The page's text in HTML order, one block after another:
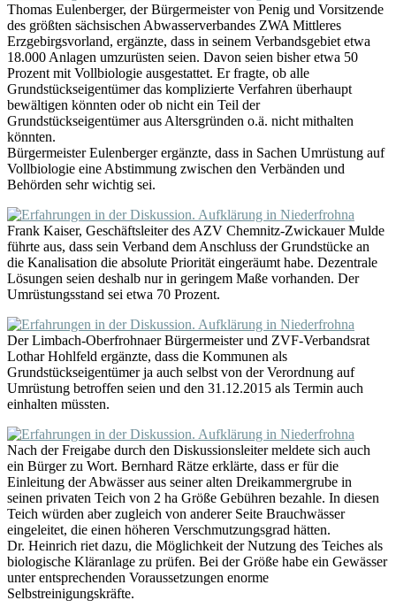
Thomas Eulenberger, der Bürgermeister von Penig und Vorsitzende
des größten sächsischen Abwasserverbandes ZWA Mittleres
Erzgebirgsvorland, ergänzte, dass in seinem Verbandsgebiet etwa
18.000 Anlagen umzurüsten seien. Davon seien bisher etwa 50
Prozent mit Vollbiologie ausgestattet. Er fragte, ob alle
Grundstückseigentümer das komplizierte Verfahren überhaupt
bewältigen könnten oder ob nicht ein Teil der
Grundstückseigentümer aus Altersgründen o.ä. nicht mithalten
könnten.
Bürgermeister Eulenberger ergänzte, dass in Sachen Umrüstung auf
Vollbiologie eine Abstimmung zwischen den Verbänden und
Behörden sehr wichtig sei.
Frank Kaiser, Geschäftsleiter des AZV Chemnitz-Zwickauer Mulde
führte aus, dass sein Verband dem Anschluss der Grundstücke an
die Kanalisation die absolute Priorität eingeräumt habe. Dezentrale
Lösungen seien deshalb nur in geringem Maße vorhanden. Der
Umrüstungsstand sei etwa 70 Prozent.
Der Limbach-Oberfrohnaer Bürgermeister und ZVF-Verbandsrat
Lothar Hohlfeld ergänzte, dass die Kommunen als
Grundstückseigentümer ja auch selbst von der Verordnung auf
Umrüstung betroffen seien und den 31.12.2015 als Termin auch
einhalten müssten.
Nach der Freigabe durch den Diskussionsleiter meldete sich auch
ein Bürger zu Wort. Bernhard Rätze erklärte, dass er für die
Einleitung der Abwässer aus seiner alten Dreikammergrube in
seinen privaten Teich von 2 ha Größe Gebühren bezahle. In diesen
Teich würden aber zugleich von anderer Seite Brauchwässer
eingeleitet, die einen höheren Verschmutzungsgrad hätten.
Dr. Heinrich riet dazu, die Möglichkeit der Nutzung des Teiches als
biologische Kläranlage zu prüfen. Bei der Größe habe ein Gewässer
unter entsprechenden Voraussetzungen enorme
Selbstreinigungskräfte.